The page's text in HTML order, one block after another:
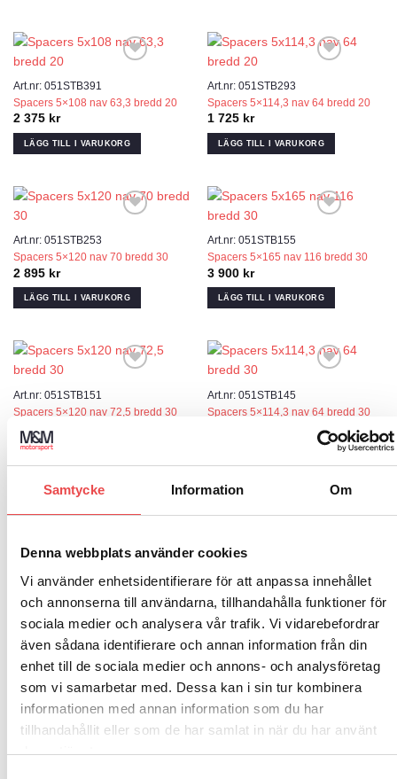
Samtycke Information Om
Denna webbplats använder cookies
Vi använder enhetsidentifierare för att anpassa innehållet
och annonserna till användarna, tillhandahålla funktioner för
sociala medier och analysera vår trafik. Vi vidarebefordrar
även sådana identifierare och annan information från din
enhet till de sociala medier och annons- och analysföretag
som vi samarbetar med. Dessa kan i sin tur kombinera
informationen med annan information som du har
tillhandahållit eller som de har samlat in när du har använt
deras tjänster.
Add to wishlist
Art.nr: 051STB391
Spacers 5×108 nav 63,3 bredd 20
2 375 kr
LÄGG TILL I VARUKORG Add to wishlist
Art.nr: 051STB293
Spacers 5×114,3 nav 64 bredd 20
1 725 kr
LÄGG TILL I VARUKORG
Add to wishlist
Art.nr: 051STB253
Spacers 5×120 nav 70 bredd 30
2 895 kr
LÄGG TILL I VARUKORG Add to wishlist
Art.nr: 051STB155
Spacers 5×165 nav 116 bredd 30
3 900 kr
LÄGG TILL I VARUKORG
Art.nr: 051STB151
Spacers 5×120 nav 72,5 bredd 30
LÄGG TILL I VARUKORG Add to wishlist
Art.nr: 051STB145
Spacers 5×114,3 nav 64 bredd 30
Add to wishlist
Modellanpassat stolsfäste
00499124SX
1 555kr
LÄGG TILL I VARUKORG
Add to wishlist
Modellanpassat stolsfäste
00499124DX
1 555kr
LÄGG TILL I VARUKORG
Add to wishlist
Art.nr: 00499123
Modellanpassat stolsfäste
00499123
1 100kr
Add to wishlist
Art.nr: 01502226
890kr
LÄGG TILL I VARUKORG